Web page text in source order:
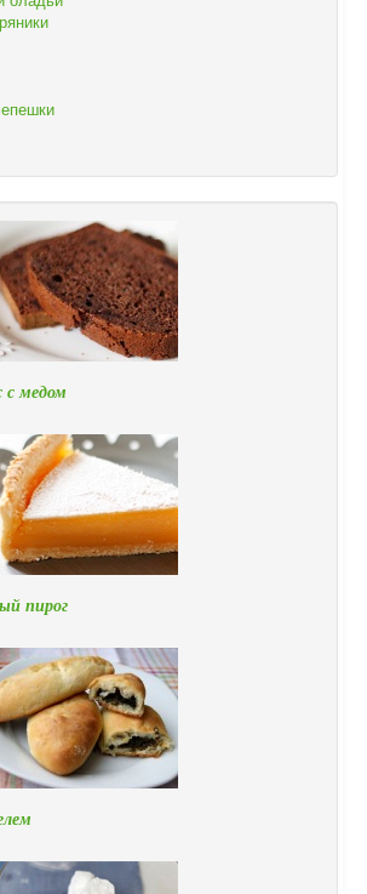
с медом
пирог